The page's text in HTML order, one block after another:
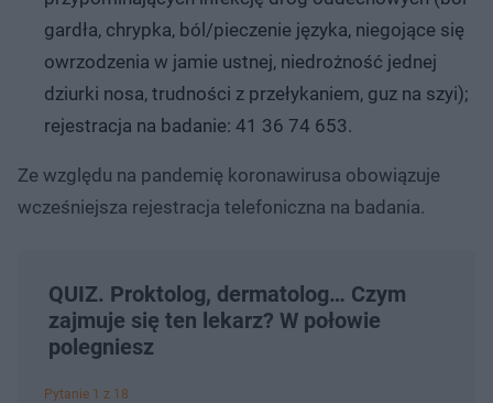
gardła, chrypka, ból/pieczenie języka, niegojące się
owrzodzenia w jamie ustnej, niedrożność jednej
dziurki nosa, trudności z przełykaniem, guz na szyi);
rejestracja na badanie: 41 36 74 653.
Ze względu na pandemię koronawirusa obowiązuje
wcześniejsza rejestracja telefoniczna na badania.
QUIZ. Proktolog, dermatolog… Czym
zajmuje się ten lekarz? W połowie
polegniesz
Pytanie 1 z 18